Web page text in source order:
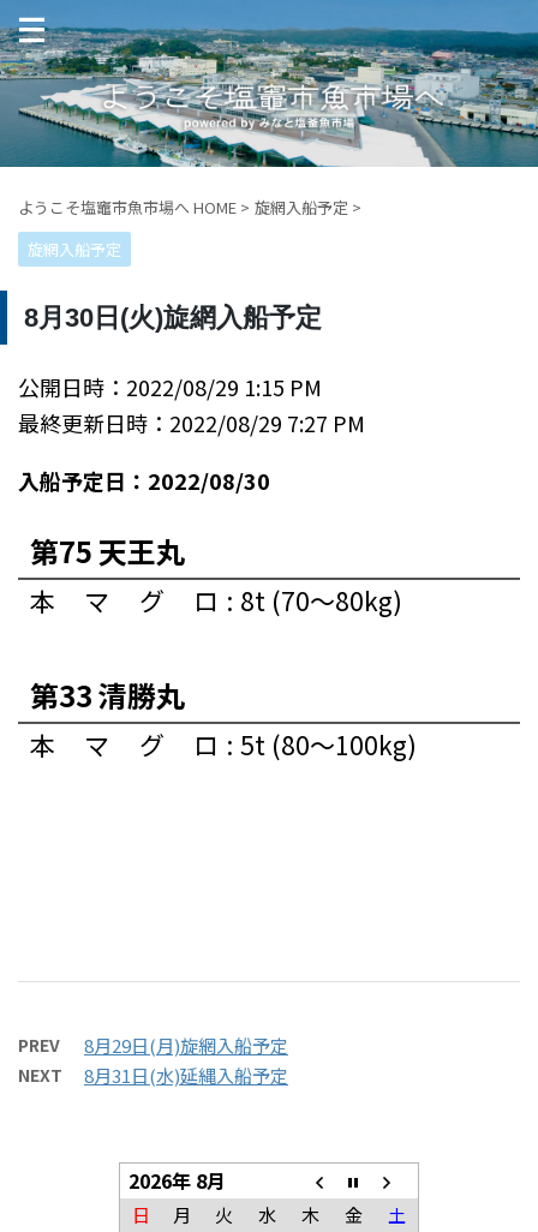
ようこそ塩竈市魚市場へ HOME > 旋網入船予定 >
旋網入船予定
8月30日(火)旋網入船予定
公開日時：2022/08/29 1:15 PM
最終更新日時：2022/08/29 7:27 PM
入船予定日：2022/08/30
第75 天王丸
本マグロ : 8t (70～80kg)
第33 清勝丸
本マグロ : 5t (80～100kg)
PREV 8月29日(月)旋網入船予定
NEXT 8月31日(水)延縄入船予定
2026年 8月
日 月 火 水 木 金 土